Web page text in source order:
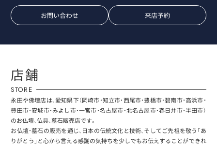
お問い合わせ 来店予約
店舗
STORE
永田や佛壇店は、愛知県下（岡崎市・知立市・西尾市・豊橋市・碧南市・高浜市・
豊田市・安城市・みよし市・一宮市・名古屋市・北名古屋市・春日井市・半田市）
のお仏壇、仏具、墓石販売店です。
お仏壇・墓石の販売を通じ、日本の伝統文化と技術、そしてご先祖を敬う「あ
りがとう」と心から言える感謝の気持ちを少しでもお伝えすることができれ